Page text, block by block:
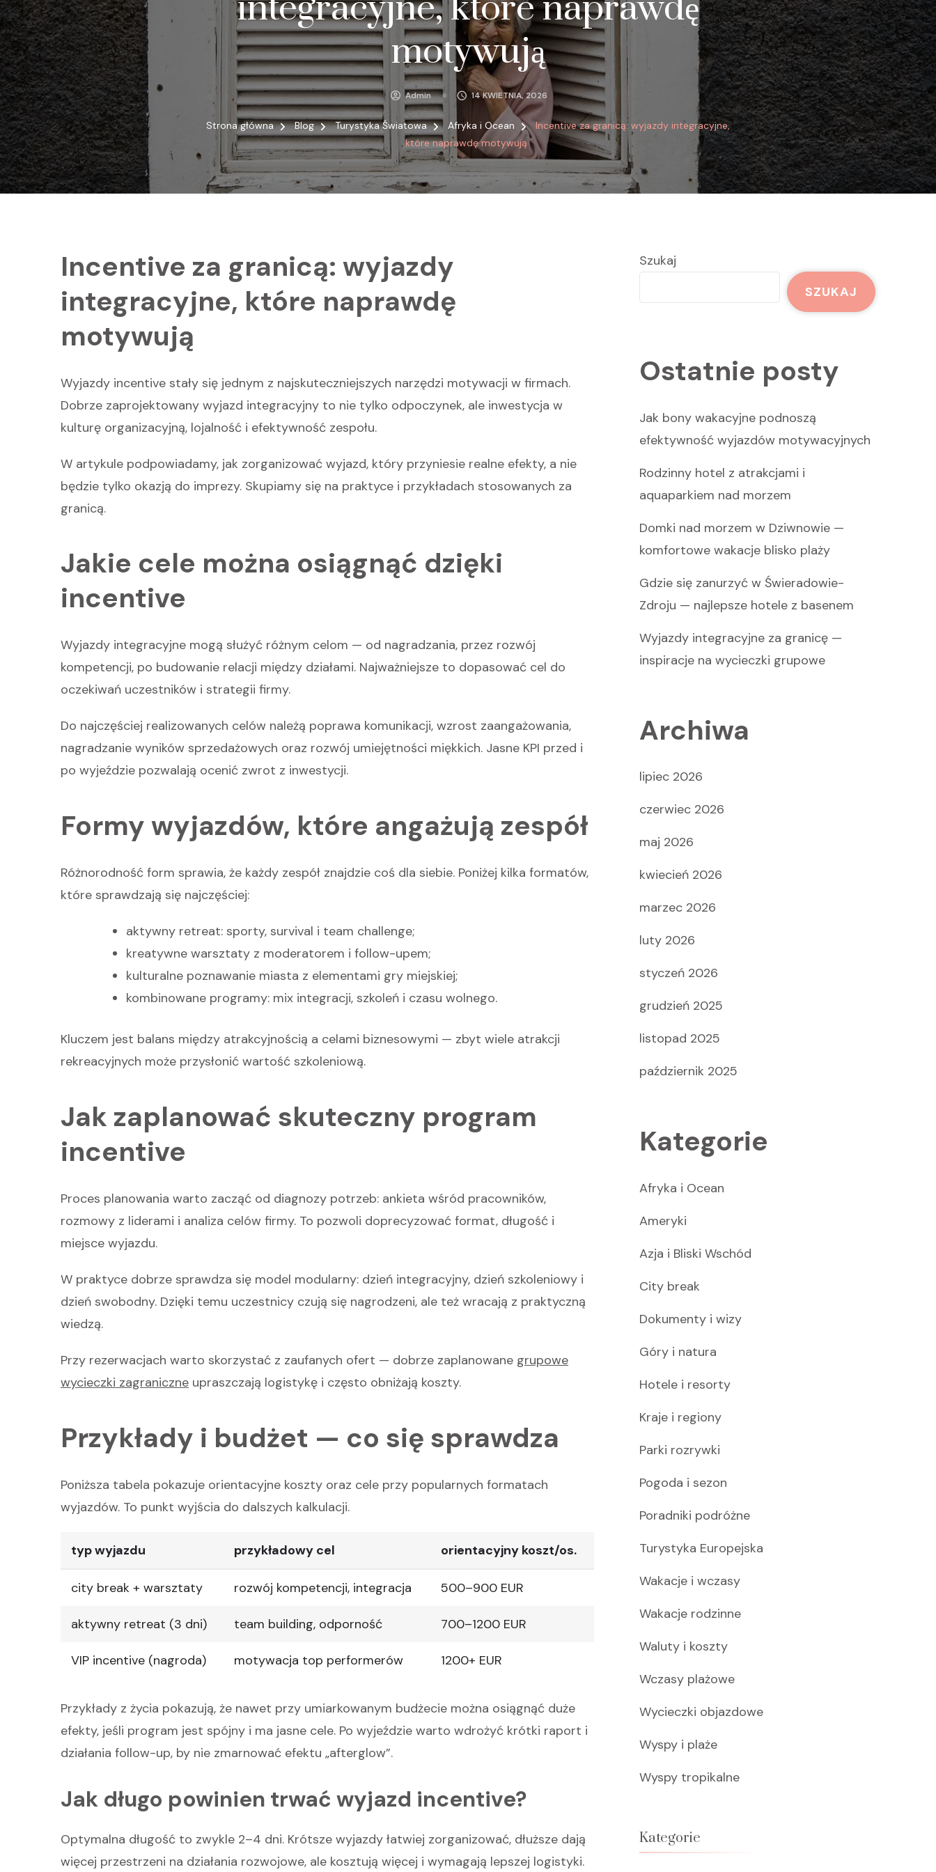
motywują
Admin 14 KWIETNIA, 2026
Strona główna Blog Turystyka Światowa Afryka i Ocean
Incentive za granicą: wyjazdy integracyjne,
które naprawdę motywują
Incentive za granicą: wyjazdy
integracyjne, które naprawdę
motywują
Wyjazdy incentive stały się jednym z najskuteczniejszych narzędzi motywacji w firmach.
Dobrze zaprojektowany wyjazd integracyjny to nie tylko odpoczynek, ale inwestycja w
kulturę organizacyjną, lojalność i efektywność zespołu.
W artykule podpowiadamy, jak zorganizować wyjazd, który przyniesie realne efekty, a nie
będzie tylko okazją do imprezy. Skupiamy się na praktyce i przykładach stosowanych za
granicą.
Jakie cele można osiągnąć dzięki
incentive
Wyjazdy integracyjne mogą służyć różnym celom — od nagradzania, przez rozwój
kompetencji, po budowanie relacji między działami. Najważniejsze to dopasować cel do
oczekiwań uczestników i strategii firmy.
Do najczęściej realizowanych celów należą poprawa komunikacji, wzrost zaangażowania,
nagradzanie wyników sprzedażowych oraz rozwój umiejętności miękkich. Jasne KPI przed i
po wyjeździe pozwalają ocenić zwrot z inwestycji.
Formy wyjazdów, które angażują zespół
Różnorodność form sprawia, że każdy zespół znajdzie coś dla siebie. Poniżej kilka formatów,
które sprawdzają się najczęściej:
aktywny retreat: sporty, survival i team challenge;
kreatywne warsztaty z moderatorem i follow-upem;
kulturalne poznawanie miasta z elementami gry miejskiej;
kombinowane programy: mix integracji, szkoleń i czasu wolnego.
Kluczem jest balans między atrakcyjnością a celami biznesowymi — zbyt wiele atrakcji
rekreacyjnych może przysłonić wartość szkoleniową.
Jak zaplanować skuteczny program
incentive
Proces planowania warto zacząć od diagnozy potrzeb: ankieta wśród pracowników,
rozmowy z liderami i analiza celów firmy. To pozwoli doprecyzować format, długość i
miejsce wyjazdu.
W praktyce dobrze sprawdza się model modularny: dzień integracyjny, dzień szkoleniowy i
dzień swobodny. Dzięki temu uczestnicy czują się nagrodzeni, ale też wracają z praktyczną
wiedzą.
Przy rezerwacjach warto skorzystać z zaufanych ofert — dobrze zaplanowane grupowe
wycieczki zagraniczne upraszczają logistykę i często obniżają koszty.
Przykłady i budżet — co się sprawdza
Poniższa tabela pokazuje orientacyjne koszty oraz cele przy popularnych formatach
wyjazdów. To punkt wyjścia do dalszych kalkulacji.
typ wyjazdu przykładowy cel orientacyjny koszt/os.
city break + warsztaty rozwój kompetencji, integracja 500–900 EUR
aktywny retreat (3 dni) team building, odporność 700–1200 EUR
VIP incentive (nagroda) motywacja top performerów 1200+ EUR
Przykłady z życia pokazują, że nawet przy umiarkowanym budżecie można osiągnąć duże
efekty, jeśli program jest spójny i ma jasne cele. Po wyjeździe warto wdrożyć krótki raport i
działania follow-up, by nie zmarnować efektu „afterglow”.
Jak długo powinien trwać wyjazd incentive?
Optymalna długość to zwykle 2–4 dni. Krótsze wyjazdy łatwiej zorganizować, dłuższe dają
więcej przestrzeni na działania rozwojowe, ale kosztują więcej i wymagają lepszej logistyki.
Szukaj
SZUKAJ
Ostatnie posty
Jak bony wakacyjne podnoszą
efektywność wyjazdów motywacyjnych
Rodzinny hotel z atrakcjami i
aquaparkiem nad morzem
Domki nad morzem w Dziwnowie —
komfortowe wakacje blisko plaży
Gdzie się zanurzyć w Świeradowie-
Zdroju — najlepsze hotele z basenem
Wyjazdy integracyjne za granicę —
inspiracje na wycieczki grupowe
Archiwa
lipiec 2026
czerwiec 2026
maj 2026
kwiecień 2026
marzec 2026
luty 2026
styczeń 2026
grudzień 2025
listopad 2025
październik 2025
Kategorie
Afryka i Ocean
Ameryki
Azja i Bliski Wschód
City break
Dokumenty i wizy
Góry i natura
Hotele i resorty
Kraje i regiony
Parki rozrywki
Pogoda i sezon
Poradniki podróżne
Turystyka Europejska
Wakacje i wczasy
Wakacje rodzinne
Waluty i koszty
Wczasy plażowe
Wycieczki objazdowe
Wyspy i plaże
Wyspy tropikalne
Kategorie